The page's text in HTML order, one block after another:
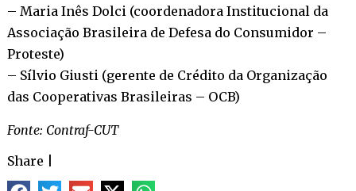
– Maria Inês Dolci (coordenadora Institucional da
Associação Brasileira de Defesa do Consumidor –
Proteste)
– Sílvio Giusti (gerente de Crédito da Organização
das Cooperativas Brasileiras – OCB)
Fonte: Contraf-CUT
Share